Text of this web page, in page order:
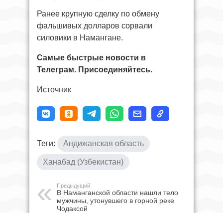
Ранее крупную сделку по обмену
фальшивых долларов сорвали
силовики в Намангане.
Самые быстрые новости в
Телеграм. Присоединяйтесь.
Источник
Теги: Андижанская область
Ханабад (Узбекистан)
Предыдущий
В Наманганской области нашли тело
мужчины, утонувшего в горной реке
Чодаксой